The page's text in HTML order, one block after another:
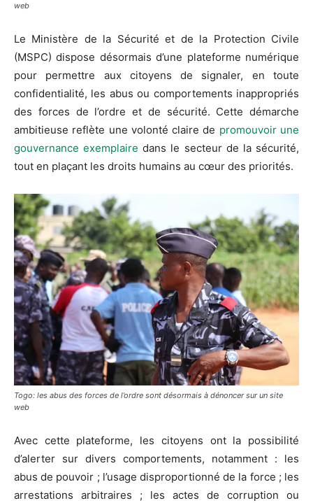
web
Le Ministère de la Sécurité et de la Protection Civile
(MSPC) dispose désormais d’une plateforme numérique
pour permettre aux citoyens de signaler, en toute
confidentialité, les abus ou comportements inappropriés
des forces de l’ordre et de sécurité. Cette démarche
ambitieuse reflète une volonté claire de promouvoir une
gouvernance exemplaire dans le secteur de la sécurité,
tout en plaçant les droits humains au cœur des priorités.
Togo: les abus des forces de l’ordre sont désormais à dénoncer sur un site
web
Avec cette plateforme, les citoyens ont la possibilité
d’alerter sur divers comportements, notamment : les
abus de pouvoir ; l’usage disproportionné de la force ; les
arrestations arbitraires ; les actes de corruption ou